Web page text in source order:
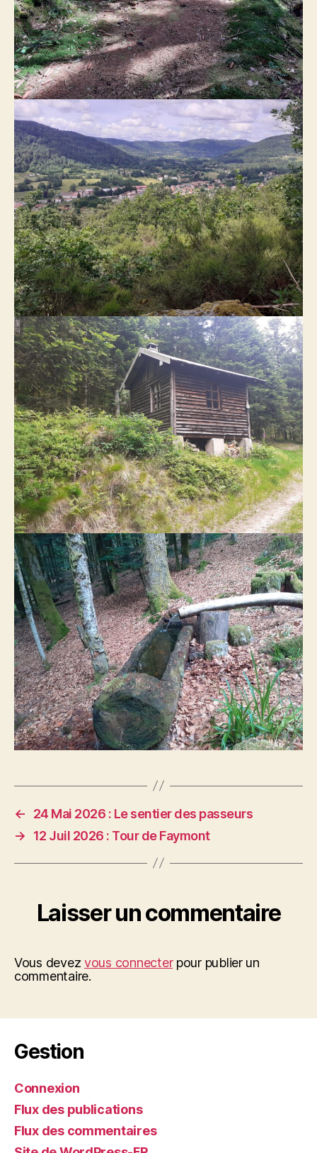
←
24 Mai 2026 : Le sentier des passeurs
→
12 Juil 2026 : Tour de Faymont
Laisser un commentaire
Vous devezvous connecterpour publier un
commentaire.
Gestion
Connexion
Flux des publications
Flux des commentaires